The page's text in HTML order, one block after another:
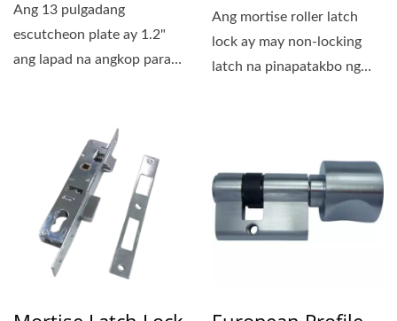
Ang 13 pulgadang
escutcheon plate ay 1.2"
ang lapad na angkop para
Ang mortise roller latch
lock ay may non-locking
latch na pinapatakbo ng